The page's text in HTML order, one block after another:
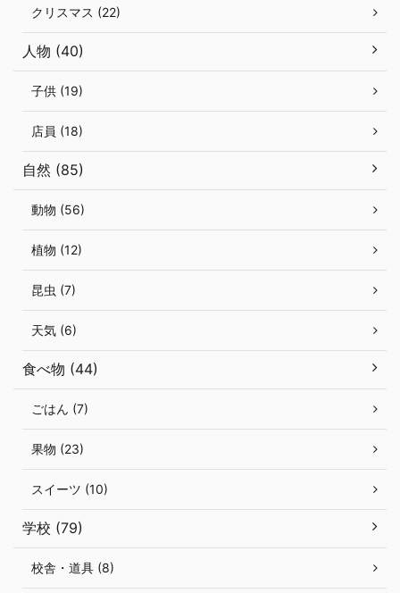
クリスマス (22)
人物 (40)
子供 (19)
店員 (18)
自然 (85)
動物 (56)
植物 (12)
昆虫 (7)
天気 (6)
食べ物 (44)
ごはん (7)
果物 (23)
スイーツ (10)
学校 (79)
校舎・道具 (8)